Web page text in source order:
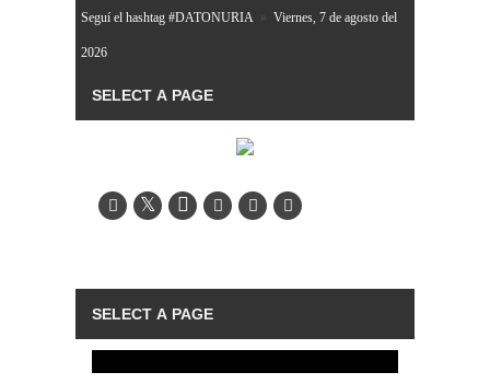
Seguí el hashtag #DATONURIA » Viernes, 7 de agosto del
2026